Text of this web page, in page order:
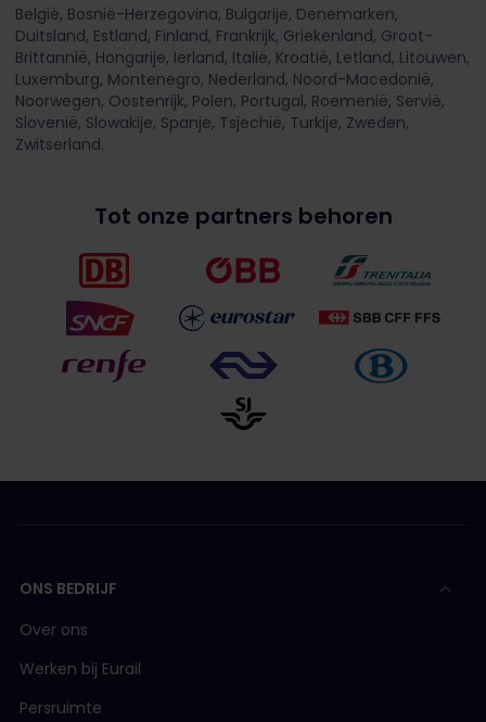
België, Bosnië-Herzegovina, Bulgarije, Denemarken,
Duitsland, Estland, Finland, Frankrijk, Griekenland, Groot-
Brittannië, Hongarije, Ierland, Italië, Kroatië, Letland, Litouwen,
Luxemburg, Montenegro, Nederland, Noord-Macedonië,
Noorwegen, Oostenrijk, Polen, Portugal, Roemenië, Servië,
Slovenië, Slowakije, Spanje, Tsjechië, Turkije, Zweden,
Zwitserland.
Tot onze partners behoren
ONS BEDRIJF
Over ons
Werken bij Eurail
Persruimte